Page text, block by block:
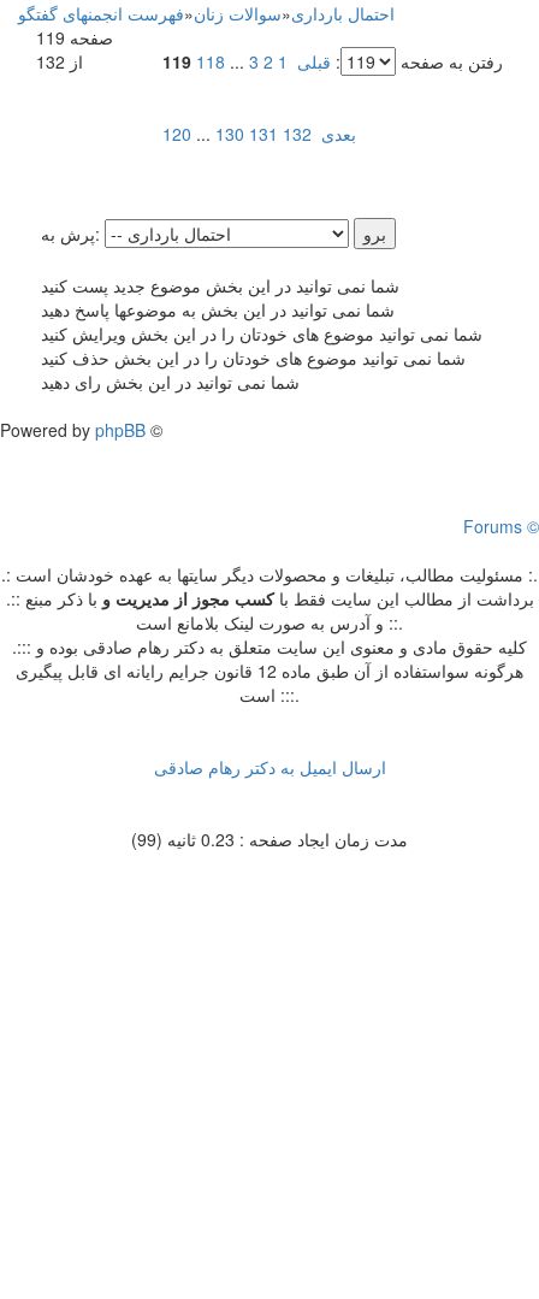
فهرست انجمنهای گفتگو»سوالات زنان»احتمال بارداری
صفحه 119
از 132
رفتن به صفحه : قبلی 1
2
3
...
118
119
120 ... 130 131 132 بعدی
پرش به:
شما نمی توانید در این بخش موضوع جدید پست کنید
شما نمی توانید در این بخش به موضوعها پاسخ دهید
شما نمی توانید موضوع های خودتان را در این بخش ویرایش کنید
شما نمی توانید موضوع های خودتان را در این بخش حذف کنید
شما نمی توانید در این بخش رای دهید
Powered by phpBB ©
Forums ©
.: مسئوليت مطالب، تبليغات و محصولات ديگر سايتها به عهده خودشان است :.
.:: برداشت از مطالب اين سايت فقط باکسب مجوز از مدیریت و با ذکر مبنع
و آدرس به صورت لینک بلامانع است ::.
.::: کلیه حقوق مادی و معنوی این سایت متعلق به دکتر رهام صادقی بوده و
هرگونه سواستفاده از آن طبق ماده 12 قانون جرایم رایانه ای قابل پیگیری
است :::.
ارسال ایمیل به دکتر رهام صادقی
مدت زمان ایجاد صفحه : 0.23 ثانیه (99)